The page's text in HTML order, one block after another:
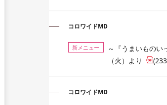
コロワイドMD
新メニュー
～『うまいものい
（火）より
コロワイドMD